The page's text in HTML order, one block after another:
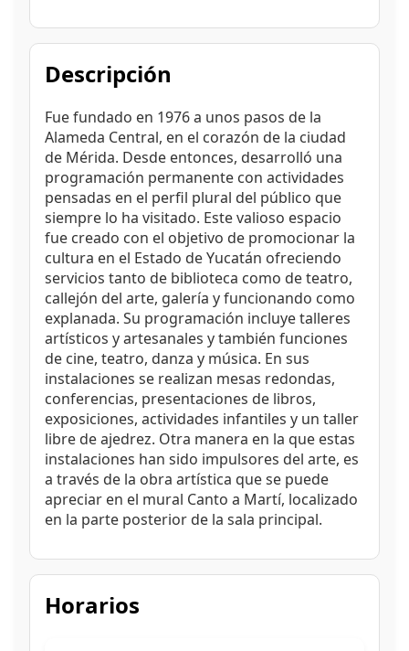
Descripción
Fue fundado en 1976 a unos pasos de la
Alameda Central, en el corazón de la ciudad
de Mérida. Desde entonces, desarrolló una
programación permanente con actividades
pensadas en el perfil plural del público que
siempre lo ha visitado. Este valioso espacio
fue creado con el objetivo de promocionar la
cultura en el Estado de Yucatán ofreciendo
servicios tanto de biblioteca como de teatro,
callejón del arte, galería y funcionando como
explanada. Su programación incluye talleres
artísticos y artesanales y también funciones
de cine, teatro, danza y música. En sus
instalaciones se realizan mesas redondas,
conferencias, presentaciones de libros,
exposiciones, actividades infantiles y un taller
libre de ajedrez. Otra manera en la que estas
instalaciones han sido impulsores del arte, es
a través de la obra artística que se puede
apreciar en el mural Canto a Martí, localizado
en la parte posterior de la sala principal.
Horarios